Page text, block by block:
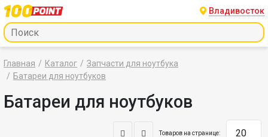
Владивосток
Главная Каталог
Запчасти для ноутбука
Батареи для ноутбуков
Батареи для ноутбуков
Товаров на странице: